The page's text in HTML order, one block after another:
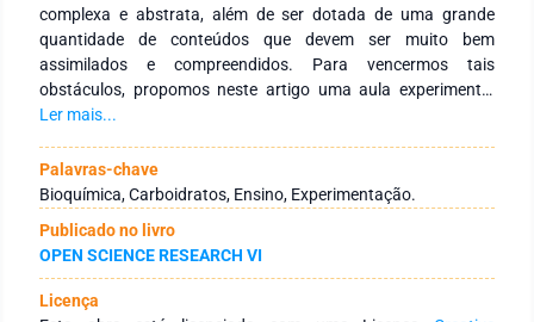
complexa e abstrata, além de ser dotada de uma grande
quantidade de conteúdos que devem ser muito bem
assimilados e compreendidos. Para vencermos tais
obstáculos, propomos neste artigo uma aula experimental
utilizando-se materiais simples e de baixo custo para a
do cotidiano por meio do Reagente de Benedict. Assim, a
atividade sugerida, fará ligação com o assunto da estrutura e
da função dos carboidratos aprendidos nas aulas teóricas de
Biologia, além de abordar conceitos relacionados a saúde,
como dieta, nutrição e doenças como o diabetes. Dessa
maneira, acreditamos que a proposta experimental, possa
enriquecer o conhecimento dos alunos e facilitar a
Ler mais...
Palavras-chave
Bioquímica, Carboidratos, Ensino, Experimentação.
Publicado no livro
OPEN SCIENCE RESEARCH VI
Licença